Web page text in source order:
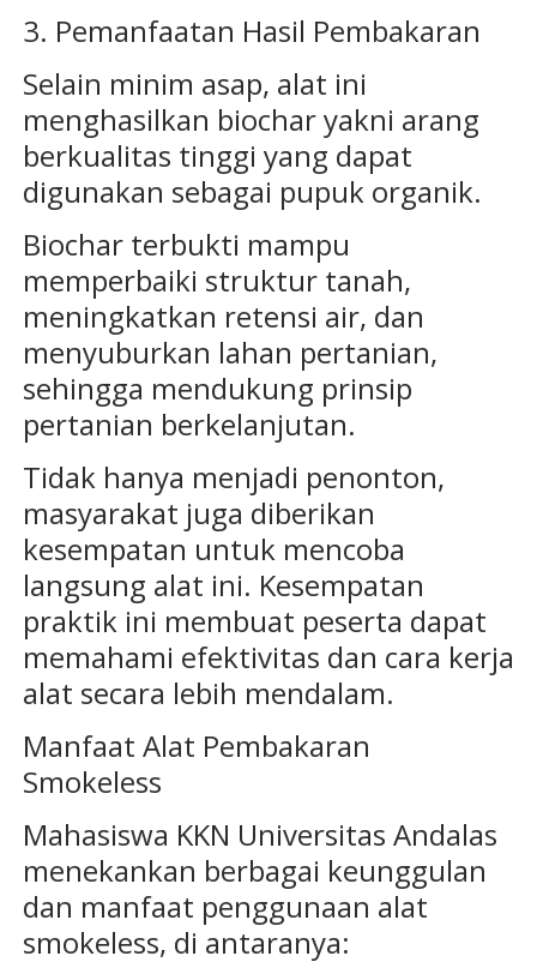
3. Pemanfaatan Hasil Pembakaran
Selain minim asap, alat ini
menghasilkan biochar yakni arang
berkualitas tinggi yang dapat
digunakan sebagai pupuk organik.
Biochar terbukti mampu
memperbaiki struktur tanah,
meningkatkan retensi air, dan
menyuburkan lahan pertanian,
sehingga mendukung prinsip
pertanian berkelanjutan.
Tidak hanya menjadi penonton,
masyarakat juga diberikan
kesempatan untuk mencoba
langsung alat ini. Kesempatan
praktik ini membuat peserta dapat
memahami efektivitas dan cara kerja
alat secara lebih mendalam.
Manfaat Alat Pembakaran
Smokeless
Mahasiswa KKN Universitas Andalas
menekankan berbagai keunggulan
dan manfaat penggunaan alat
smokeless, di antaranya: